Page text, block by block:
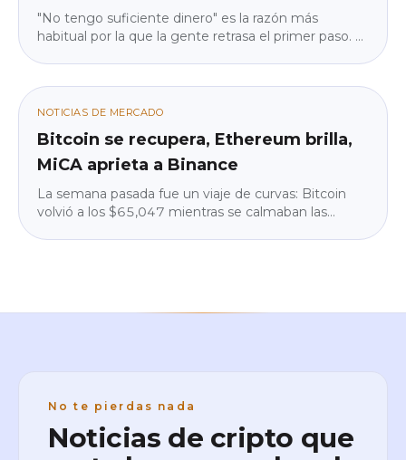
"No tengo suficiente dinero" es la razón más
habitual por la que la gente retrasa el primer paso. Y
empezar con poco es en realidad más inteligente
que empezar con mucho, y cómo calcular la
sin presiones.
NOTICIAS DE MERCADO
Bitcoin se recupera, Ethereum brilla,
MiCA aprieta a Binance
La semana pasada fue un viaje de curvas: Bitcoin
volvió a los $65,047 mientras se calmaban las
No te pierdas nada
Noticias de cripto que